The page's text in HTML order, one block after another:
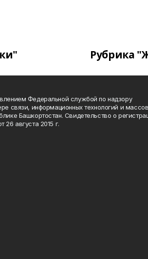
Рубрика
Федеральной службой по надзору
связи, информационных технологий и
Башкортостан. Свидетельство о
августа 2015 г.